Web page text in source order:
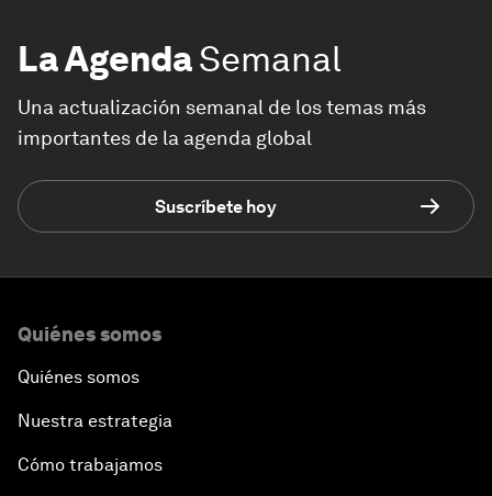
La AgendaSemanal
Una actualización semanal de los temas más
importantes de la agenda global
Suscríbete hoy
Quiénes somos
Quiénes somos
Nuestra estrategia
Cómo trabajamos